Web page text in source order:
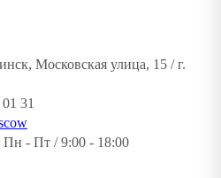
Московская улица, 15 / г.
31
Пн - Пт / 9:00 - 18:00